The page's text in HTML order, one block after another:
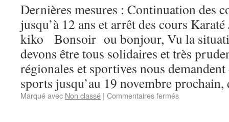
Dernières mesures : Continuation des
jusqu’à 12 ans et arrêt des cours
kiko Bonsoir ou bonjour, Vu la
devons être tous solidaires et très
régionales et sportives nous
sports jusqu’au 19 novembre
Marqué avec Non classé | Commentaires fermés